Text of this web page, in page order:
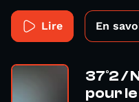
Lire En
37°2 /
pour